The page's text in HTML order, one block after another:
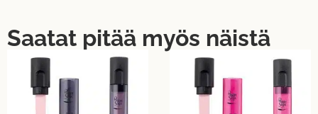
Saatat pitää myös näistä